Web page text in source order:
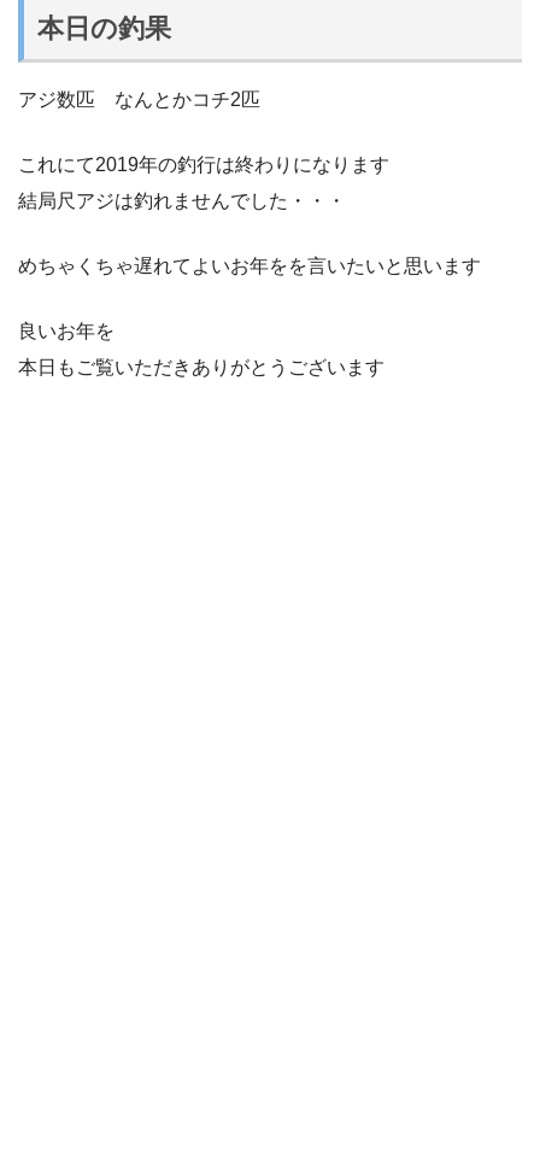
本日の釣果
アジ数匹 なんとかコチ2匹
これにて2019年の釣行は終わりになります
結局尺アジは釣れませんでした・・・
めちゃくちゃ遅れてよいお年をを言いたいと思います
良いお年を
本日もご覧いただきありがとうございます